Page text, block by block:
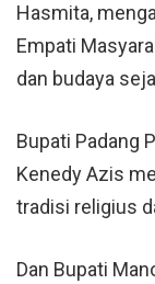
Hasmita,
Empati
dan budaya
Bupati Padang
Kenedy Azis
tradisi religius
Dan Bupati